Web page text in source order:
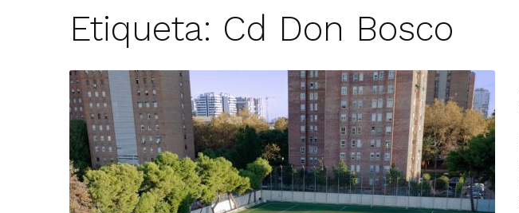
Etiqueta: Cd Don Bosco